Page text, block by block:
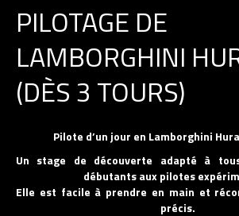
PILOTAGE DE
LAMBORGHINI
(DÈS 3 TOURS)
Pilote d’un jour en Lamborghini
Un stage de découverte adapté à
débutants aux pilotes
Elle est facile à prendre en main et
précis.